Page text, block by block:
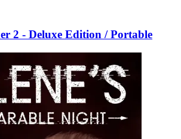
2 - Deluxe Edition / Portable